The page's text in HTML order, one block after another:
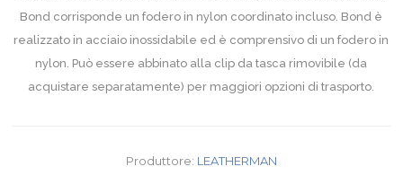
Bond corrisponde un fodero in nylon coordinato incluso. Bond è
realizzato in acciaio inossidabile ed è comprensivo di un fodero in
nylon. Può essere abbinato alla clip da tasca rimovibile (da
acquistare separatamente) per maggiori opzioni di trasporto.
Produttore: LEATHERMAN